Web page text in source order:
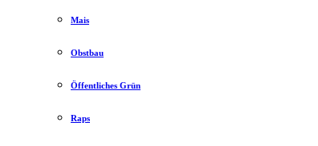
Mais
Obstbau
Öffentliches Grün
Raps